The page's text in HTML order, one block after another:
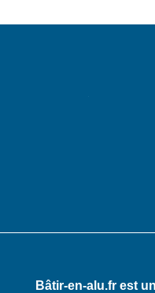
Bâtir-en-alu.fr est